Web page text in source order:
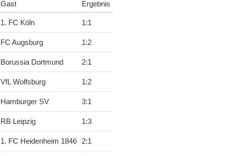
Gast Ergebnis
1. FC Köln 1:1
FC Augsburg 1:2
Borussia Dortmund 2:1
VfL Wolfsburg 1:2
Hamburger SV 3:1
RB Leipzig 1:3
1. FC Heidenheim 1846 2:1